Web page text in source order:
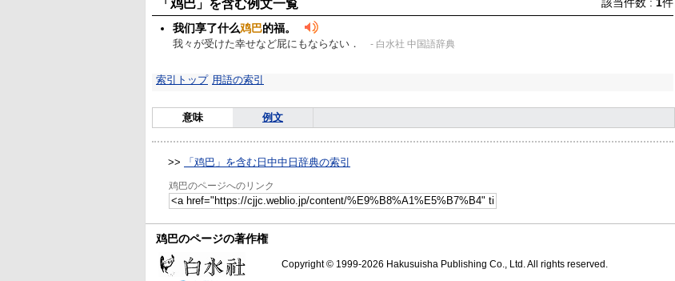
「鸡巴」を含む例文一覧 該当件数 : 1件
我们享了什么鸡巴的福。
我々が受けた幸せなど屁にもならない． - 白水社 中国語辞典
索引トップ 用語の索引
意味 例文
>> 「鸡巴」を含む日中中日辞典の索引
鸡巴のページへのリンク
鸡巴のページの著作権
Copyright © 1999-2026 Hakusuisha Publishing Co., Ltd. All rights reserved.